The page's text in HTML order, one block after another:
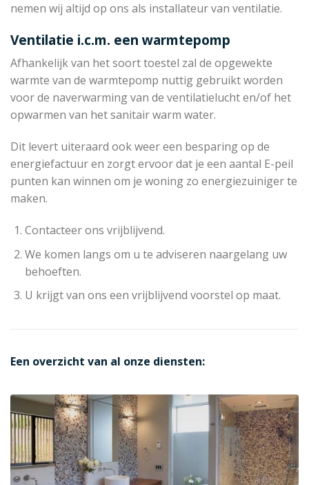
nemen wij altijd op ons als installateur van ventilatie.
Ventilatie i.c.m. een warmtepomp
Afhankelijk van het soort toestel zal de opgewekte
warmte van de warmtepomp nuttig gebruikt worden
voor de naverwarming van de ventilatielucht en/of het
opwarmen van het sanitair warm water.
Dit levert uiteraard ook weer een besparing op de
energiefactuur en zorgt ervoor dat je een aantal E-peil
punten kan winnen om je woning zo energiezuiniger te
maken.
Contacteer ons vrijblijvend.
We komen langs om u te adviseren naargelang uw
behoeften.
U krijgt van ons een vrijblijvend voorstel op maat.
Een overzicht van al onze diensten: